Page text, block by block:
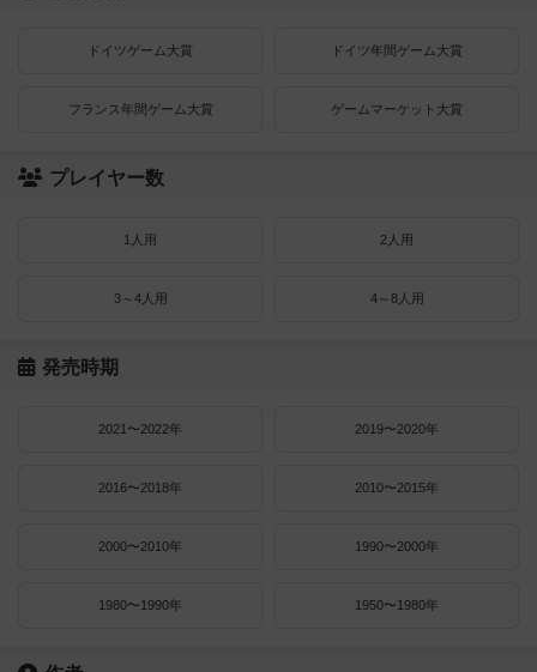
ドイツゲーム大賞 ドイツ年間ゲーム大賞
フランス年間ゲーム大賞 ゲームマーケット大賞
プレイヤー数
1人用 2人用
3～4人用 4～8人用
発売時期
2021〜2022年 2019〜2020年
2016〜2018年 2010〜2015年
2000〜2010年 1990〜2000年
1980〜1990年 1950〜1980年